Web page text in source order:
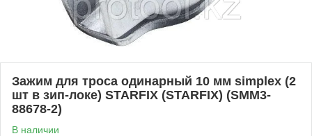
Зажим для троса одинарный 10 мм simplex (2
шт в зип-локе) STARFIX (STARFIX) (SMM3-
88678-2)
В наличии